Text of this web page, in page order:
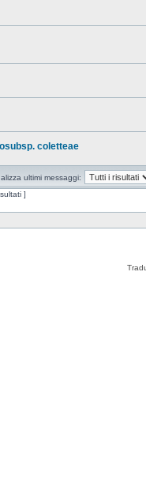
coletteae
ultimi messaggi:
]